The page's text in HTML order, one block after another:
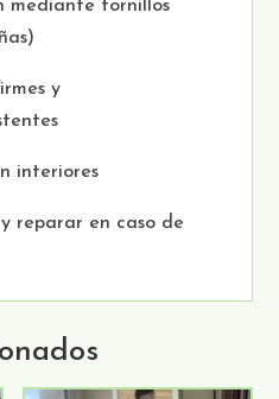
mediante tornillos
y
interiores
reparar en caso de